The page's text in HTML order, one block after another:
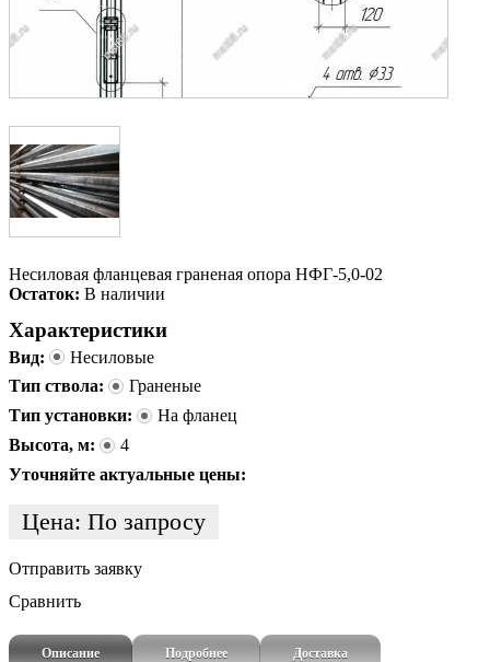
Несиловая фланцевая граненая опора НФГ-5,0-02
Остаток: В наличии
Характеристики
Вид:
Несиловые
Тип ствола:
Граненые
Тип установки:
На фланец
Высота, м:
4
Уточняйте актуальные цены:
Цена: По запросу
Отправить заявку
Сравнить
Описание Подробнее Доставка